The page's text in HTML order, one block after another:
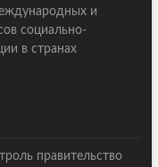
и
социально-
в странах
правительство